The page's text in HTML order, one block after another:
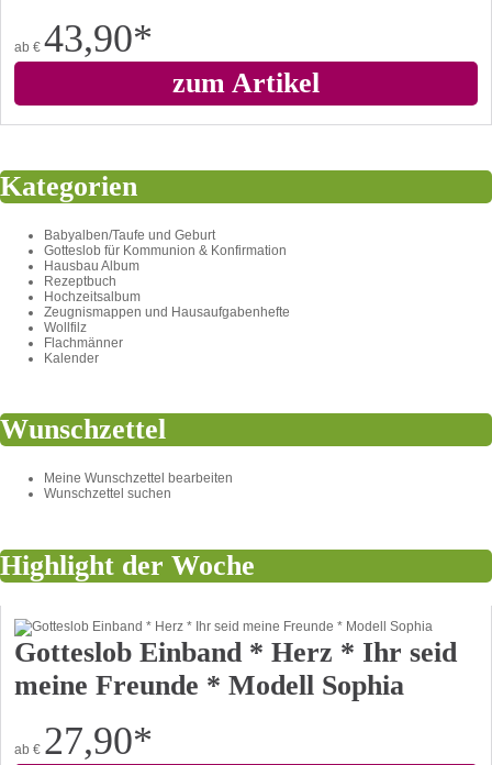
ab € 43,90*
zum Artikel
Kategorien
Babyalben/Taufe und Geburt
Gotteslob für Kommunion & Konfirmation
Hausbau Album
Rezeptbuch
Hochzeitsalbum
Zeugnismappen und Hausaufgabenhefte
Wollfilz
Flachmänner
Kalender
Wunschzettel
Meine Wunschzettel bearbeiten
Wunschzettel suchen
Highlight der Woche
Gotteslob Einband * Herz * Ihr seid
meine Freunde * Modell Sophia
ab € 27,90*